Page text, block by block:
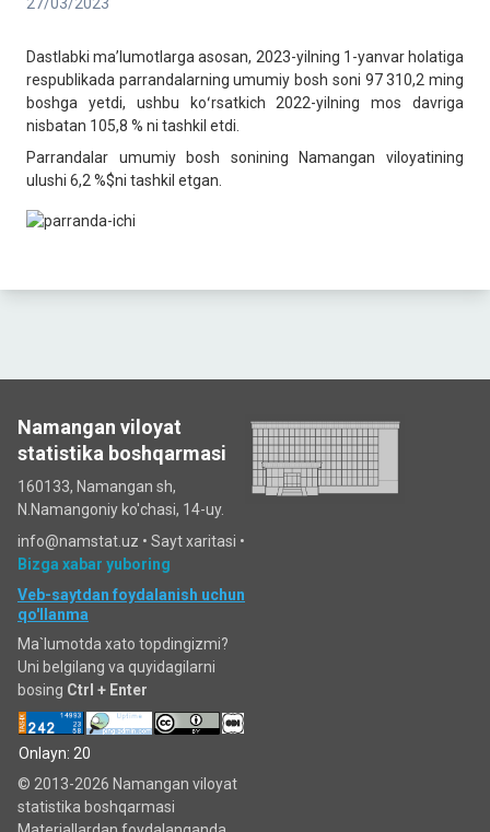
Dastlabki maʼlumotlarga asosan, 2023-yilning 1-yanvar holatiga
respublikada parrandalarning umumiy bosh soni 97 310,2 ming
boshga yetdi, ushbu koʻrsatkich 2022-yilning mos davriga
nisbatan 105,8 % ni tashkil etdi.
Parrandalar umumiy bosh sonining Namangan viloyatining
ulushi 6,2 %$ni tashkil etgan.
Namangan viloyat
statistika boshqarmasi
160133, Namangan sh,
N.Namangoniy ko'chasi, 14-uy.
info@namstat.uz • Sayt xaritasi •
Bizga xabar yuboring
Veb-saytdan foydalanish uchun
qo'llanma
Ma`lumotda xato topdingizmi?
Uni belgilang va quyidagilarni
bosing Ctrl + Enter
Onlayn: 20
© 2013-2026 Namangan viloyat
statistika boshqarmasi